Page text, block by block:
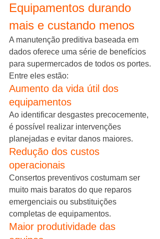
Equipamentos durando
mais e custando menos
A manutenção preditiva baseada em
dados oferece uma série de benefícios
para supermercados de todos os portes.
Entre eles estão:
Aumento da vida útil dos
equipamentos
Ao identificar desgastes precocemente,
é possível realizar intervenções
planejadas e evitar danos maiores.
Redução dos custos
operacionais
Consertos preventivos costumam ser
muito mais baratos do que reparos
emergenciais ou substituições
completas de equipamentos.
Maior produtividade das